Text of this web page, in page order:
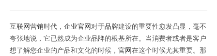
互联网营销时代， 企业官网 对于品牌建设的重要性愈发凸显，毫不
夸张地说，它已然成为企业品牌的根基所在。当消费者或者是客户
想了解您企业的产品和文化的时候， 官网 在这个时候尤其重要。那